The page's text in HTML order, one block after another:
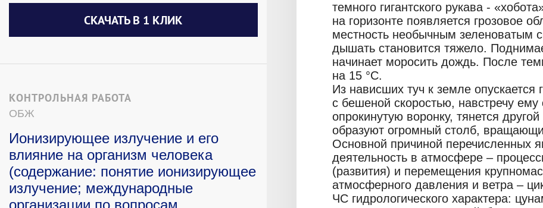
СКАЧАТЬ В 1 КЛИК
КОНТРОЛЬНАЯ РАБОТА
ОБЖ
Ионизирующее излучение и его
влияние на организм человека
(содержание: понятие ионизирующее
излучение; международные
организации по вопросам
темного гигантского рукава -
на горизонте появляется грозовое
местность необычным зеленоватым
дышать становится тяжело.
начинает моросить дождь. После
на 15 °С.
Из нависших туч к земле
с бешеной скоростью, навстречу
опрокинутую воронку, тянется
образуют огромный столб,
Основной причиной перечисленных
деятельность в атмосфере –
(развития) и перемещения
атмосферного давления и ветра –
ЧС гидрологического характера: